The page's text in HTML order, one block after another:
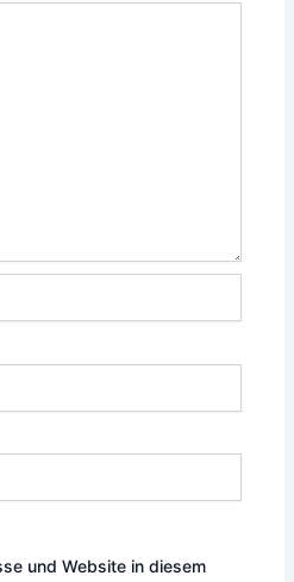
und Website in diesem